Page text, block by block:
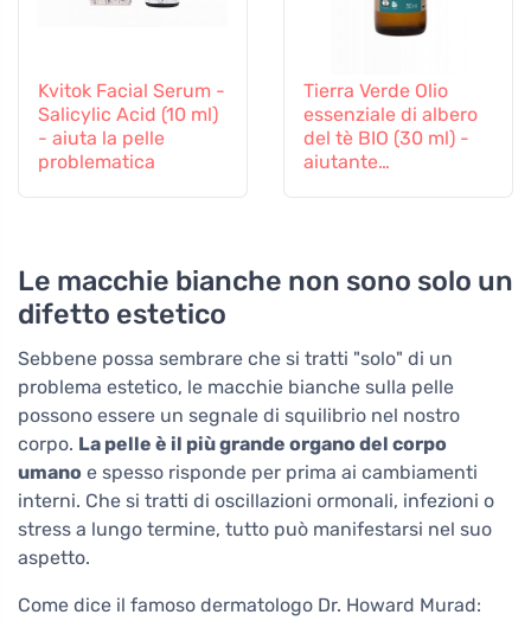
Kvitok Facial Serum -
Salicylic Acid (10 ml)
- aiuta la pelle
problematica
Tierra Verde Olio
essenziale di albero
del tè BIO (30 ml) -
aiutante
Le macchie bianche non sono solo un
difetto estetico
Sebbene possa sembrare che si tratti "solo" di un
problema estetico, le macchie bianche sulla pelle
possono essere un segnale di squilibrio nel nostro
corpo. La pelle è il più grande organo del corpo
umano e spesso risponde per prima ai cambiamenti
interni. Che si tratti di oscillazioni ormonali, infezioni o
stress a lungo termine, tutto può manifestarsi nel suo
aspetto.
Come dice il famoso dermatologo Dr. Howard Murad: